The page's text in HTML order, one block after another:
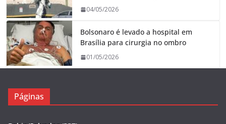
04/05/2026
Bolsonaro é levado a hospital em
Brasília para cirurgia no ombro
01/05/2026
Páginas